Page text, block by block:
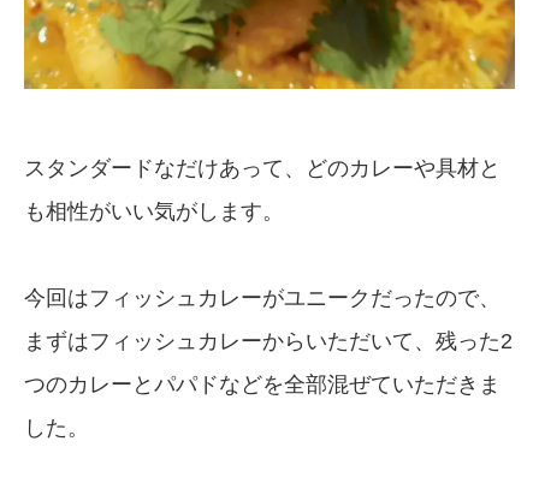
スタンダードなだけあって、どのカレーや具材と
も相性がいい気がします。
今回はフィッシュカレーがユニークだったので、
まずはフィッシュカレーからいただいて、残った2
つのカレーとパパドなどを全部混ぜていただきま
した。